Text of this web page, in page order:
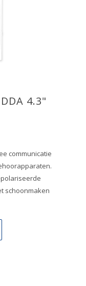
4.3"
communicatie
schoonmaken